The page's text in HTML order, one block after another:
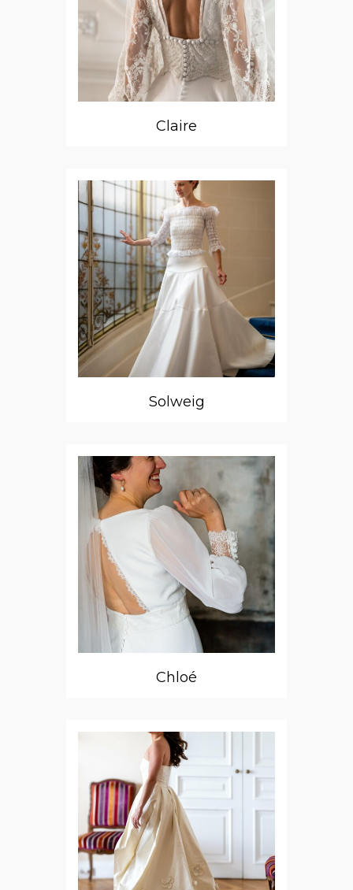
Claire
Solweig
Chloé